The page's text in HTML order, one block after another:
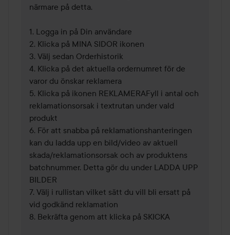
närmare på detta.
1. Logga in på Din användare
2. Klicka på MINA SIDOR ikonen
3. Välj sedan Orderhistorik
4. Klicka på det aktuella ordernumret för de
varor du önskar reklamera
5. Klicka på ikonen REKLAMERAFyll i antal och
reklamationsorsak i textrutan under vald
produkt
6. För att snabba på reklamationshanteringen
kan du ladda upp en bild/video av aktuell
skada/reklamationsorsak och av produktens
batchnummer. Detta gör du under LADDA UPP
BILDER
7. Välj i rullistan vilket sätt du vill bli ersatt på
vid godkänd reklamation
8. Bekräfta genom att klicka på SKICKA